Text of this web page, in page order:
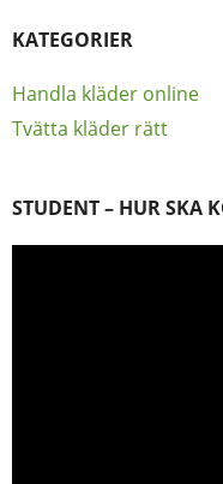
KATEGORIER
Handla kläder online
Tvätta kläder rätt
STUDENT – HUR SKA